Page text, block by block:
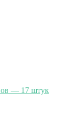
— 17 штук